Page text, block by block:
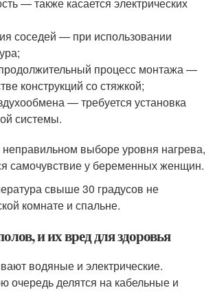
соседей — при использовании
процесс монтажа —
конструкций со стяжкой;
— требуется установка
системы.
выборе уровня нагрева,
самочувствие у беременных женщин.
свыше 30 градусов не
комнате и спальне.
и их вред для здоровья
водяные и электрические.
очередь делятся на кабельные и